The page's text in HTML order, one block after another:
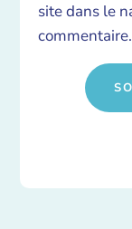
site dans le
commentaire.